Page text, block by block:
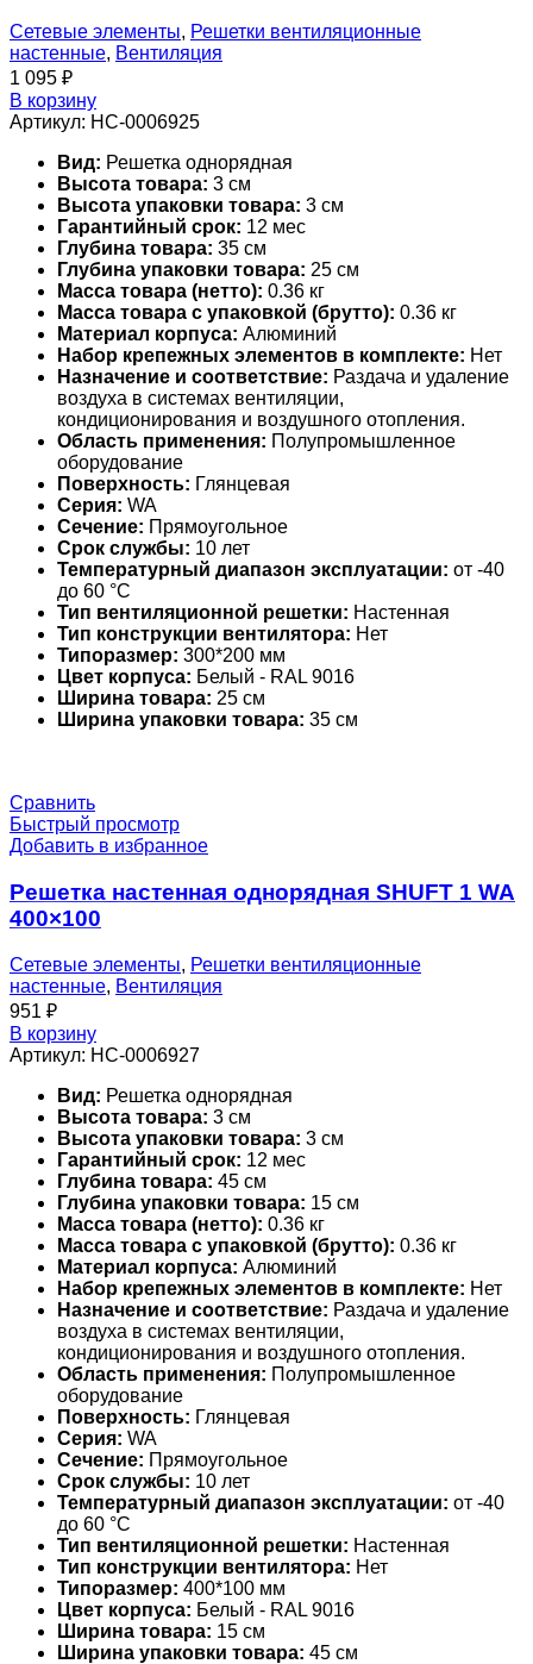
Сетевые элементы, Решетки вентиляционные
настенные, Вентиляция
1 095 ₽
В корзину
Артикул: НС-0006925
Вид: Решетка однорядная
Высота товара: 3 см
Высота упаковки товара: 3 см
Гарантийный срок: 12 мес
Глубина товара: 35 см
Глубина упаковки товара: 25 см
Масса товара (нетто): 0.36 кг
Масса товара с упаковкой (брутто): 0.36 кг
Материал корпуса: Алюминий
Набор крепежных элементов в комплекте: Нет
Назначение и соответствие: Раздача и удаление
воздуха в системах вентиляции,
кондиционирования и воздушного отопления.
Область применения: Полупромышленное
оборудование
Поверхность: Глянцевая
Серия: WA
Сечение: Прямоугольное
Срок службы: 10 лет
Температурный диапазон эксплуатации: от -40
до 60 °С
Тип вентиляционной решетки: Настенная
Тип конструкции вентилятора: Нет
Типоразмер: 300*200 мм
Цвет корпуса: Белый - RAL 9016
Ширина товара: 25 см
Ширина упаковки товара: 35 см
Сравнить
Быстрый просмотр
Добавить в избранное
Решетка настенная однорядная SHUFT 1 WA
400×100
Сетевые элементы, Решетки вентиляционные
настенные, Вентиляция
951 ₽
В корзину
Артикул: НС-0006927
Вид: Решетка однорядная
Высота товара: 3 см
Высота упаковки товара: 3 см
Гарантийный срок: 12 мес
Глубина товара: 45 см
Глубина упаковки товара: 15 см
Масса товара (нетто): 0.36 кг
Масса товара с упаковкой (брутто): 0.36 кг
Материал корпуса: Алюминий
Набор крепежных элементов в комплекте: Нет
Назначение и соответствие: Раздача и удаление
воздуха в системах вентиляции,
кондиционирования и воздушного отопления.
Область применения: Полупромышленное
оборудование
Поверхность: Глянцевая
Серия: WA
Сечение: Прямоугольное
Срок службы: 10 лет
Температурный диапазон эксплуатации: от -40
до 60 °С
Тип вентиляционной решетки: Настенная
Тип конструкции вентилятора: Нет
Типоразмер: 400*100 мм
Цвет корпуса: Белый - RAL 9016
Ширина товара: 15 см
Ширина упаковки товара: 45 см